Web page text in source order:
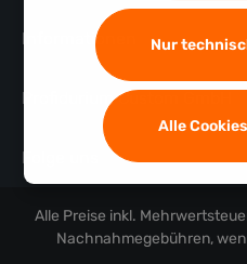
Informationen
Profidurium Custom GmbH
Folge uns
Alle Preise inkl.
Nachnahmegebühren,
Nur
Alle